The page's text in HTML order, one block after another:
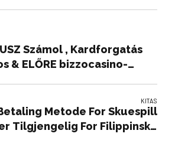
Számol , Kardforgatás
& ELŐRE bizzocasino-
KITAS
Metode For Skuespill
Tilgjengelig For Filippinske